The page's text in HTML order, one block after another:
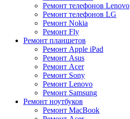
Ремонт телефонов Lenovo
Ремонт телефонов LG
Ремонт Nokia
Ремонт Fly
Ремонт планшетов
Ремонт Apple iPad
Ремонт Asus
Ремонт Acer
Ремонт Sony
Ремонт Lenovo
Ремонт Samsung
Ремонт ноутбуков
Ремонт MacBook